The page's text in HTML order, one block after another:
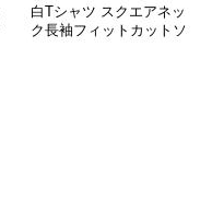
白Tシャツ スクエアネッ
ク長袖フィットカットソ